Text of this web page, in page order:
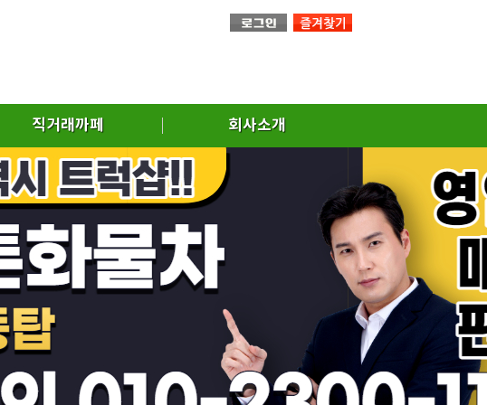
직거래까페 회사소개